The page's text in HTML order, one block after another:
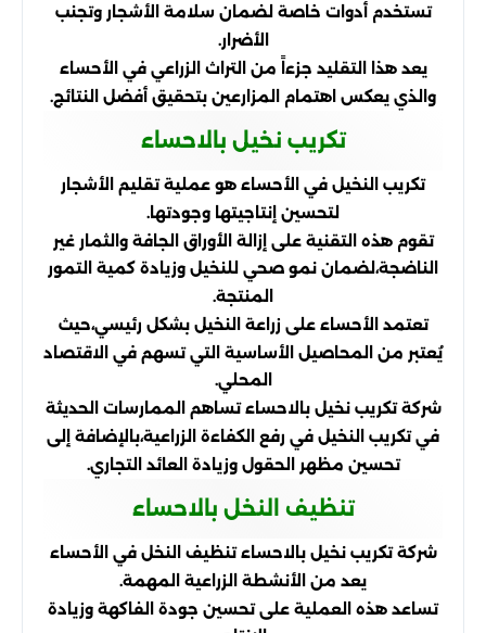
تستخدم أدوات خاصة لضمان سلامة الأشجار وتجنب
الأضرار.
يعد هذا التقليد جزءاً من التراث الزراعي في الأحساء
والذي يعكس اهتمام المزارعين بتحقيق أفضل النتائج.
تكريب نخيل بالاحساء
تكريب النخيل في الأحساء هو عملية تقليم الأشجار
لتحسين إنتاجيتها وجودتها.
تقوم هذه التقنية على إزالة الأوراق الجافة والثمار غير
الناضجة،لضمان نمو صحي للنخيل وزيادة كمية التمور
المنتجة.
تعتمد الأحساء على زراعة النخيل بشكل رئيسي،حيث
يُعتبر من المحاصيل الأساسية التي تسهم في الاقتصاد
المحلي.
شركة تكريب نخيل بالاحساء تساهم الممارسات الحديثة
في تكريب النخيل في رفع الكفاءة الزراعية،بالإضافة إلى
تحسين مظهر الحقول وزيادة العائد التجاري.
تنظيف النخل بالاحساء
شركة تكريب نخيل بالاحساء تنظيف النخل في الأحساء
يعد من الأنشطة الزراعية المهمة.
تساعد هذه العملية على تحسين جودة الفاكهة وزيادة